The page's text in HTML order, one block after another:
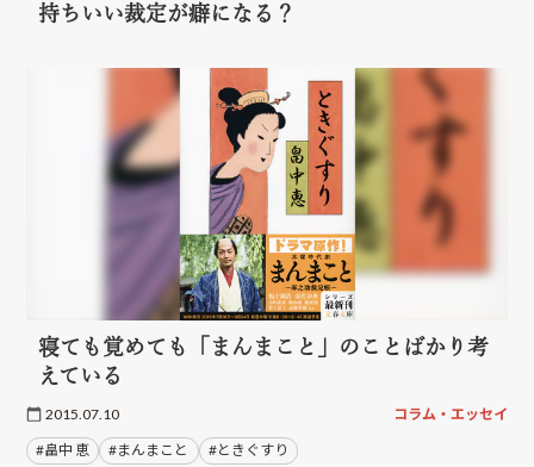
持ちいい裁定が癖になる？
寝ても覚めても「まんまこと」のことばかり考
えている
2015.07.10 コラム・エッセイ
#畠中 恵 #まんまこと #ときぐすり